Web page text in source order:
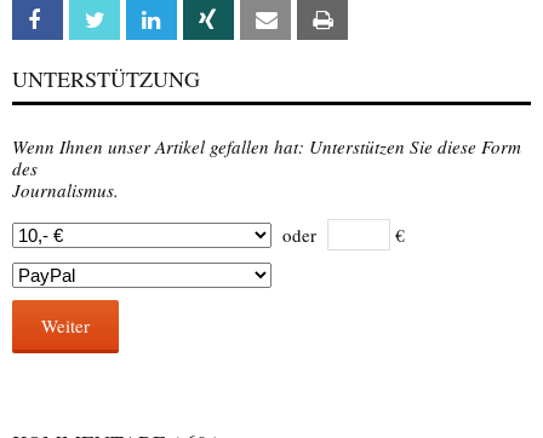
Facebook Twitter Linkedin Xing Email
UNTERSTÜTZUNG
Wenn Ihnen unser Artikel gefallen hat: Unterstützen Sie diese Form
des
Journalismus.
oder
€
Weiter